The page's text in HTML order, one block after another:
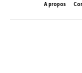
A propos